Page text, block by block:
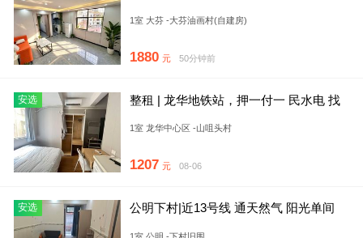
1室 大芬 -大芬油画村(自建房)
1880 元 50分钟前
安选
整租 | 龙华地铁站，押一付一 民水电 找
1室 龙华中心区 -山咀头村
1207 元 08-06
安选
公明下村|近13号线 通天然气 阳光单间
1室 公明 -下村旧围